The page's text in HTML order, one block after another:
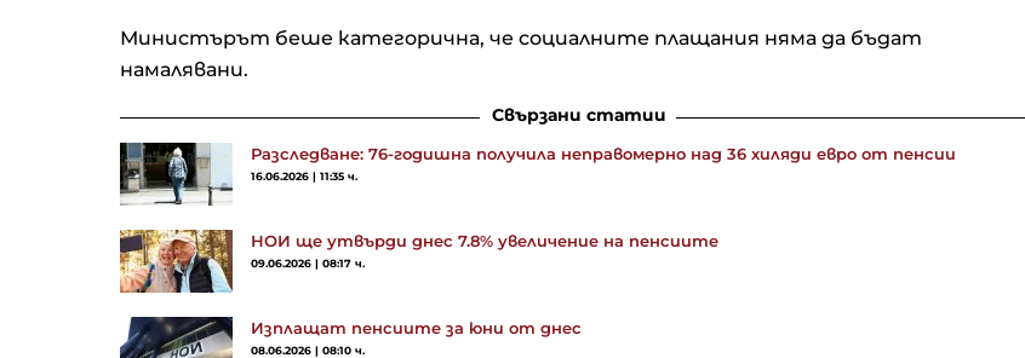
Министърът беше категорична, че социалните плащания няма да бъдат
намалявани.
Свързани статии
Разследване: 76-годишна получила неправомерно над 36 хиляди евро от пенсии
16.06.2026 | 11:35 ч.
НОИ ще утвърди днес 7.8% увеличение на пенсиите
09.06.2026 | 08:17 ч.
Изплащат пенсиите за юни от днес
08.06.2026 | 08:10 ч.
са в отстъпление, петролът
финансови резултати през